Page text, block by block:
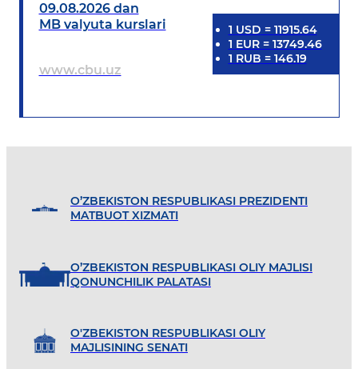
09.08.2026 dan
MB valyuta kurslari
www.cbu.uz
1 USD = 11915.64
1 EUR= 13749.46
1 RUB = 146.19
O’ZBEKISTON RESPUBLIKASI PREZIDENTI
MATBUOT XIZMATI
O’ZBEKISTON RESPUBLIKASI OLIY MAJLISI
QONUNCHILIK PALATASI
O'ZBEKISTON RESPUBLIKASI OLIY
MAJLISINING SENATI